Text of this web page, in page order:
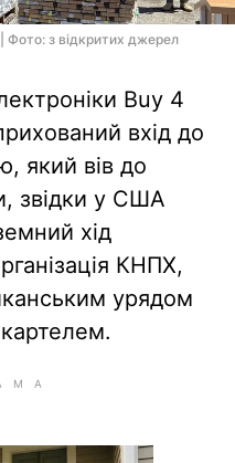
| Фото: з відкритих джерел
Buy 4
вхід до
який вів до
звідки у США
хід
КНПХ,
урядом